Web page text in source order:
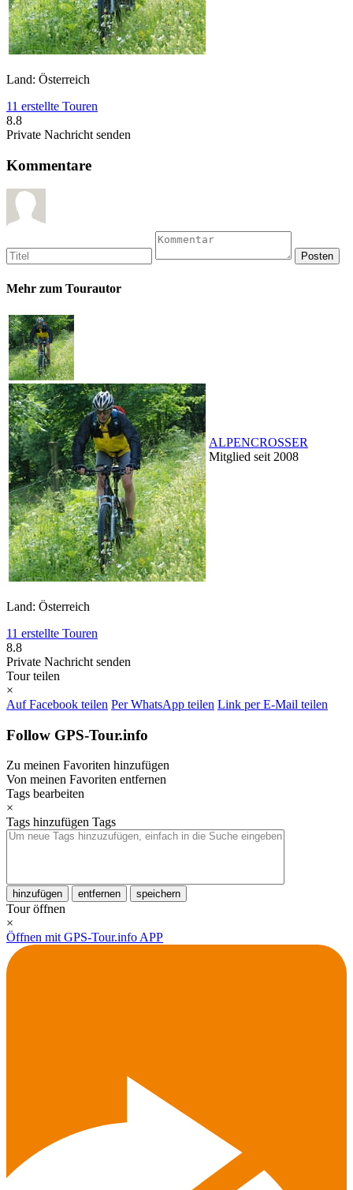
Land: Österreich
11 erstellte Touren
8.8
Private Nachricht senden
Kommentare
Mehr zum Tourautor
ALPENCROSSER
Mitglied seit 2008
Land: Österreich
11 erstellte Touren
8.8
Private Nachricht senden
Tour teilen
×
Auf Facebook teilen Per WhatsApp teilen Link per E-Mail teilen
Follow GPS-Tour.info
Zu meinen Favoriten hinzufügen
Von meinen Favoriten entfernen
Tags bearbeiten
×
Tags hinzufügen Tags
hinzufügen entfernen speichern
Tour öffnen
×
Öffnen mit GPS-Tour.info APP